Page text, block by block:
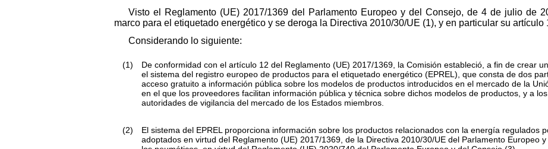
Visto el Reglamento (UE) 2017/1369 del Parlamento Europeo y del Consejo, de 4 de julio de
marco para el etiquetado energético y se deroga la Directiva 2010/30/UE (1), y en particular su artículo
Considerando lo siguiente:
(1)
De conformidad con el artículo 12 del Reglamento (UE) 2017/1369, la Comisión estableció, a fin de crear
el sistema del registro europeo de productos para el etiquetado energético (EPREL), que consta de dos
acceso gratuito a información pública sobre los modelos de productos introducidos en el mercado de la
en el que los proveedores facilitan información pública y técnica sobre dichos modelos de productos, y a
autoridades de vigilancia del mercado de los Estados miembros.
(2)
El sistema del EPREL proporciona información sobre los productos relacionados con la energía regulados
adoptados en virtud del Reglamento (UE) 2017/1369, de la Directiva 2010/30/UE del Parlamento Europeo